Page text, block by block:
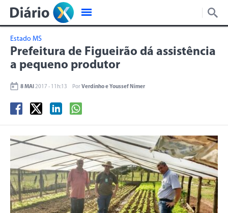
Estado MS
Prefeitura de Figueirão dá assistência
a pequeno produtor
8 MAI 2017 - 11h:13 PorVerdinho e Youssef Nimer